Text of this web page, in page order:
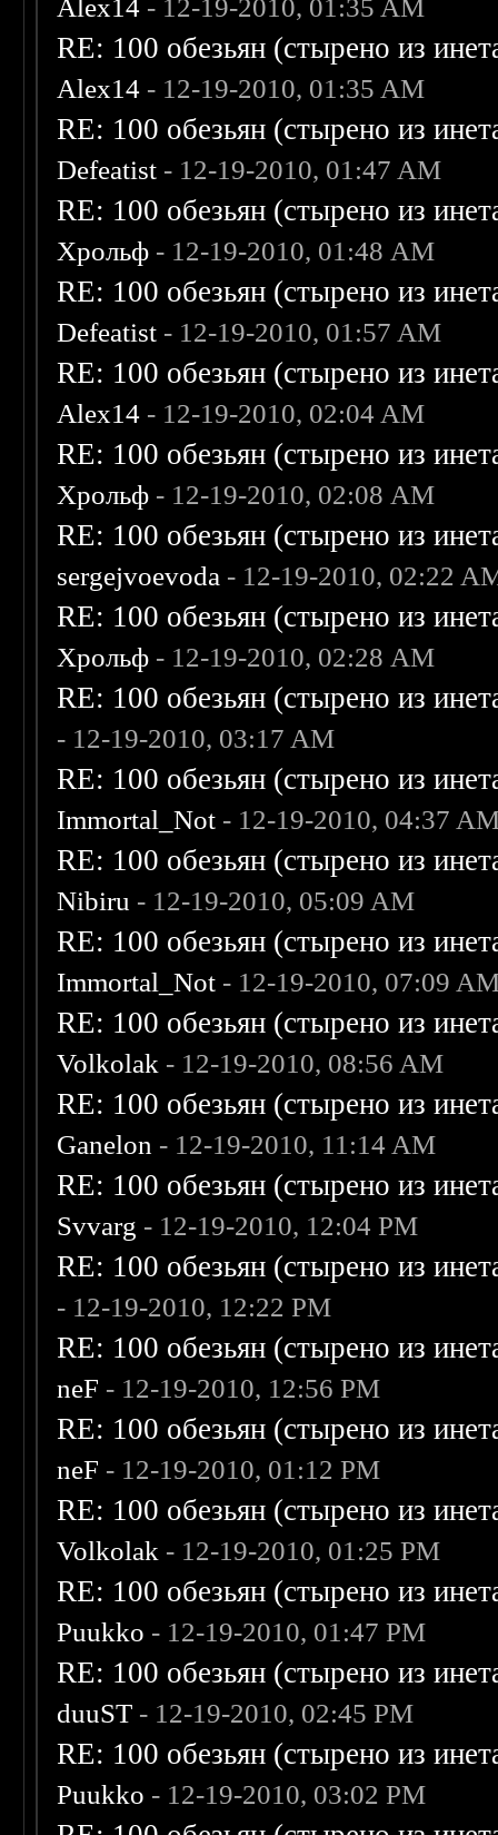
Alex14 - 12-19-2010, 01:35 AM
RE: 100 обезьян (стырено из
Alex14 - 12-19-2010, 01:35 AM
RE: 100 обезьян (стырено из
Defeatist - 12-19-2010, 01:47 AM
RE: 100 обезьян (стырено из
Хрольф - 12-19-2010, 01:48 AM
RE: 100 обезьян (стырено из
Defeatist - 12-19-2010, 01:57 AM
RE: 100 обезьян (стырено из
Alex14 - 12-19-2010, 02:04 AM
RE: 100 обезьян (стырено из
Хрольф - 12-19-2010, 02:08 AM
RE: 100 обезьян (стырено из
sergejvoevoda - 12-19-2010, 02:22
RE: 100 обезьян (стырено из
Хрольф - 12-19-2010, 02:28 AM
RE: 100 обезьян (стырено из
- 12-19-2010, 03:17 AM
RE: 100 обезьян (стырено из
Immortal_Not - 12-19-2010, 04:37
RE: 100 обезьян (стырено из
Nibiru - 12-19-2010, 05:09 AM
RE: 100 обезьян (стырено из
Immortal_Not - 12-19-2010, 07:09
RE: 100 обезьян (стырено из
Volkolak - 12-19-2010, 08:56 AM
RE: 100 обезьян (стырено из
Ganelon - 12-19-2010, 11:14 AM
RE: 100 обезьян (стырено из
Svvarg - 12-19-2010, 12:04 PM
RE: 100 обезьян (стырено из
- 12-19-2010, 12:22 PM
RE: 100 обезьян (стырено из
neF - 12-19-2010, 12:56 PM
RE: 100 обезьян (стырено из
neF - 12-19-2010, 01:12 PM
RE: 100 обезьян (стырено из
Volkolak - 12-19-2010, 01:25 PM
RE: 100 обезьян (стырено из
Puukko - 12-19-2010, 01:47 PM
RE: 100 обезьян (стырено из
duuST - 12-19-2010, 02:45 PM
RE: 100 обезьян (стырено из
Puukko - 12-19-2010, 03:02 PM